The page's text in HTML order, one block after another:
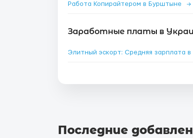
Работа Копирайтером в Бурштыне →
Заработные платы в
Элитный эскорт: Средняя зарплата в
Последние